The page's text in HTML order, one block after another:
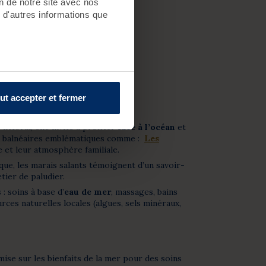
de notre site avec nos
informations que
accepter et fermer
littoral, elle invite à profiterface à l’océan et
emblématiques comme : Les
leur atmosphère familiale.
les marais salants témoignent d’un savoir-
de paludier.
à base d’eau de mer, massages, bains
naturelles locales (algues, sels minéraux,
sur les bienfaits de la mer pour des soins